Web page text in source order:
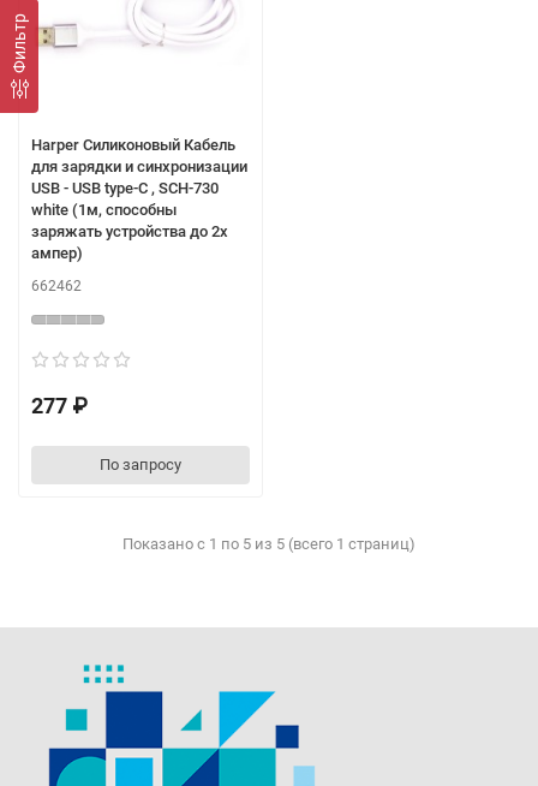
Фильтр
Harper Силиконовый Кабель
для зарядки и синхронизации
USB - USB type-C , SCH-730
white (1м, способны
заряжать устройства до 2х
ампер)
662462
277 ₽
По запросу
Показано с 1 по 5 из 5 (всего 1 страниц)